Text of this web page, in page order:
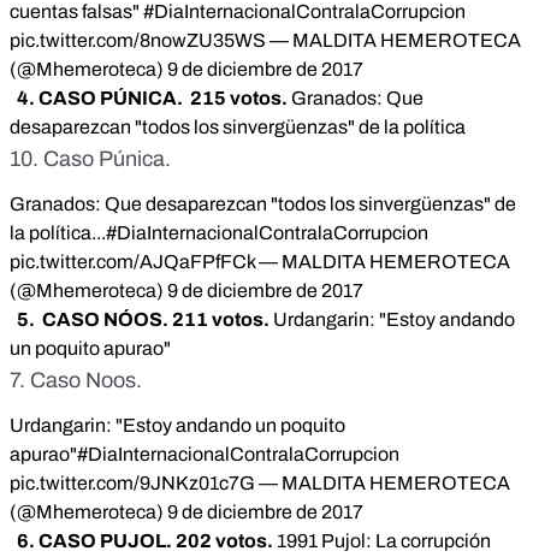
cuentas falsas" #DiaInternacionalContralaCorrupcion
pic.twitter.com/8nowZU35WS — MALDITA HEMEROTECA
(@Mhemeroteca) 9 de diciembre de 2017
4. CASO PÚNICA. 215 votos. Granados: Que
desaparezcan "todos los sinvergüenzas" de la política
10. Caso Púnica.
Granados: Que desaparezcan "todos los sinvergüenzas" de
la política...#DiaInternacionalContralaCorrupcion
pic.twitter.com/AJQaFPfFCk— MALDITA HEMEROTECA
(@Mhemeroteca) 9 de diciembre de 2017
5. CASO NÓOS. 211 votos. Urdangarin: "Estoy andando
un poquito apurao"
7. Caso Noos.
Urdangarin: "Estoy andando un poquito
apurao"#DiaInternacionalContralaCorrupcion
pic.twitter.com/9JNKz01c7G — MALDITA HEMEROTECA
(@Mhemeroteca) 9 de diciembre de 2017
6. CASO PUJOL. 202 votos. 1991 Pujol: La corrupción